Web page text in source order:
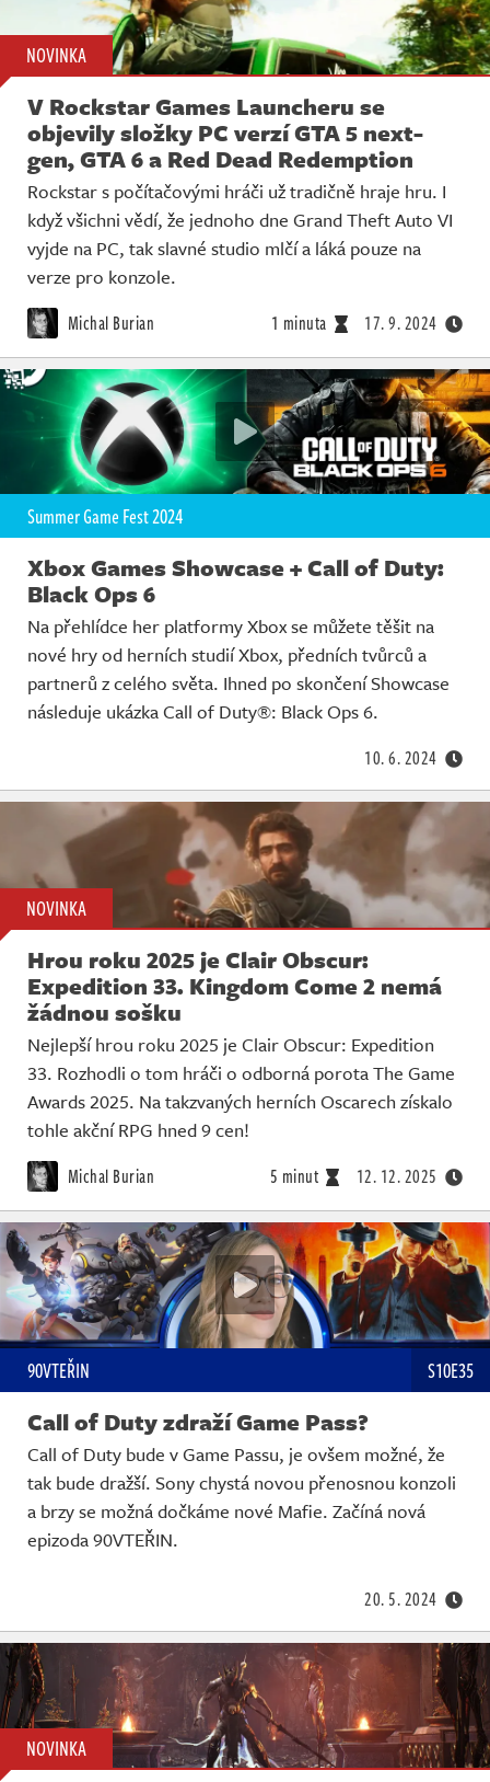
NOVINKA
V Rockstar Games Launcheru se
objevily složky PC verzí GTA 5 next-
gen, GTA 6 a Red Dead Redemption
Rockstar s počítačovými hráči už tradičně hraje hru. I
když všichni vědí, že jednoho dne Grand Theft Auto VI
vyjde na PC, tak slavné studio mlčí a láká pouze na
verze pro konzole.
Michal Burian 1 minuta 17. 9. 2024
Summer Game Fest 2024
Xbox Games Showcase + Call of Duty:
Black Ops 6
Na přehlídce her platformy Xbox se můžete těšit na
nové hry od herních studií Xbox, předních tvůrců a
partnerů z celého světa. Ihned po skončení Showcase
následuje ukázka Call of Duty®: Black Ops 6.
10. 6. 2024
NOVINKA
Hrou roku 2025 je Clair Obscur:
Expedition 33. Kingdom Come 2 nemá
žádnou sošku
Nejlepší hrou roku 2025 je Clair Obscur: Expedition
33. Rozhodli o tom hráči o odborná porota The Game
Awards 2025. Na takzvaných herních Oscarech získalo
tohle akční RPG hned 9 cen!
Michal Burian 5 minut 12. 12. 2025
90VTEŘIN S10E35
Call of Duty zdraží Game Pass?
Call of Duty bude v Game Passu, je ovšem možné, že
tak bude dražší. Sony chystá novou přenosnou konzoli
a brzy se možná dočkáme nové Mafie. Začíná nová
epizoda 90VTEŘIN.
20. 5. 2024
NOVINKA